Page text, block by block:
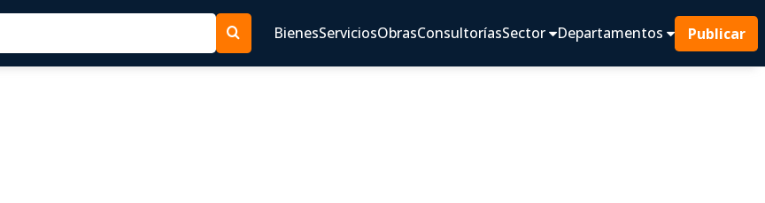
BienesServiciosObrasConsultoríasSector Departamentos Publicar